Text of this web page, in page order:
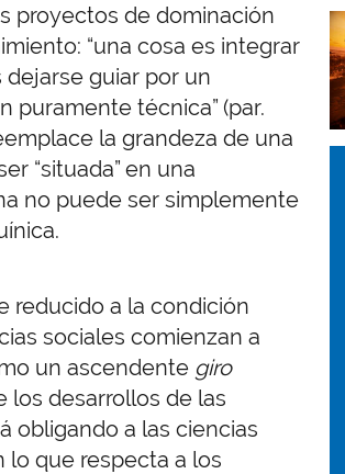
proyectos de dominación
“una cosa es integrar
guiar por un
puramente técnica” (par.
la grandeza de una
“situada” en una
no puede ser simplemente
reducido a la condición
sociales comienzan a
un ascendente giro
los desarrollos de las
obligando a las ciencias
lo que respecta a los